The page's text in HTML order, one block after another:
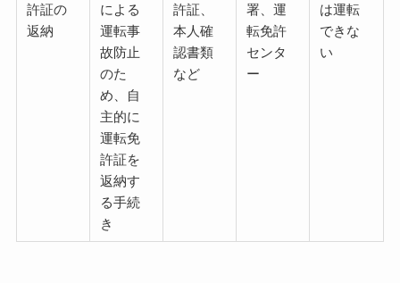
許証の
返納
による
運転事
故防止
のた
め、自
主的に
運転免
許証を
返納す
る手続
き
許証、
本人確
認書類
など
署、運
転免許
センタ
ー
は運転
できな
い